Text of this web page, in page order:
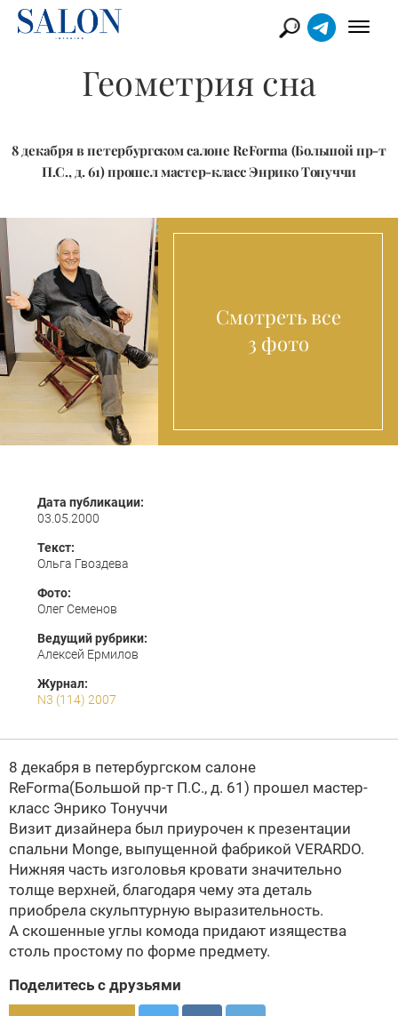
Геометрия сна
8 декабря в петербургском салоне ReForma (Большой пр-т
П.С., д. 61) прошел мастер-класс Энрико Тонуччи
Смотреть все
3 фото
Дата публикации:
03.05.2000
Текст:
Ольга Гвоздева
Фото:
Олег Семенов
Ведущий рубрики:
Алексей Ермилов
Журнал:
N3 (114) 2007
8 декабря в петербургском салоне
ReForma(Большой пр-т П.С., д. 61) прошел мастер-
класс Энрико Тонуччи
Визит дизайнера был приурочен к презентации
спальни Monge, выпущенной фабрикой VERARDO.
Нижняя часть изголовья кровати значительно
толще верхней, благодаря чему эта деталь
приобрела скульптурную выразительность.
А скошенные углы комода придают изящества
столь простому по форме предмету.
Поделитесь с друзьями